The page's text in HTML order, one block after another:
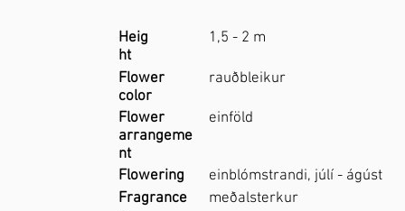
Heig
ht
1,5 - 2 m
Flower
color
rauðbleikur
Flower
arrangeme
nt
einföld
Flowering
einblómstrandi, júlí - ágúst
Fragrance
meðalsterkur